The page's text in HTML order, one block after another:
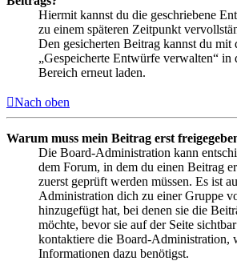
Hiermit kannst du die geschriebene
zu einem späteren Zeitpunkt
Den gesicherten Beitrag kannst du mit
„Gespeicherte Entwürfe verwalten“ in
Bereich erneut laden.
Nach oben
Warum muss mein Beitrag erst
Die Board-Administration kann
dem Forum, in dem du einen Beitrag
zuerst geprüft werden müssen. Es ist
Administration dich zu einer Gruppe
hinzugefügt hat, bei denen sie die
möchte, bevor sie auf der Seite
kontaktiere die Board-Administration,
Informationen dazu benötigst.